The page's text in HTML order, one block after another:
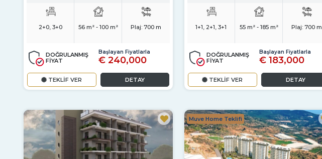
2+0, 3+0 56 m² - 100 m² Plaj: 700 m
DOĞRULANMIŞ
FİYAT
Başlayan Fiyatlarla
€ 240,000
TEKLİF VER DETAY
1+1, 2+1, 3+1 55 m² - 185 m² Plaj: 700 m
DOĞRULANMIŞ
FİYAT
Başlayan Fiyatlarla
€ 183,000
TEKLİF VER DETAY
Muve Home Teklifi